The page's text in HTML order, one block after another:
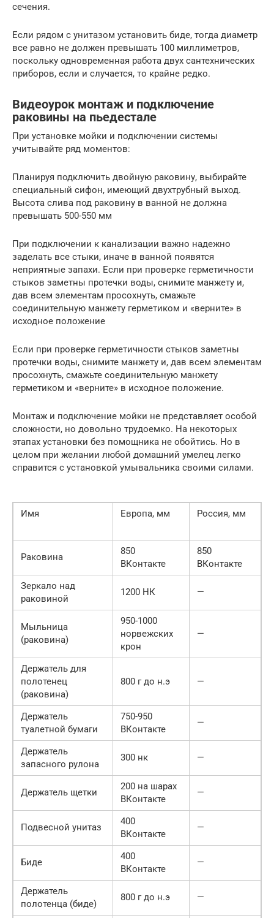
сечения.
Если рядом с унитазом установить биде, тогда диаметр
все равно не должен превышать 100 миллиметров,
поскольку одновременная работа двух сантехнических
приборов, если и случается, то крайне редко.
Видеоурок монтаж и подключение
раковины на пьедестале
При установке мойки и подключении системы
учитывайте ряд моментов:
Планируя подключить двойную раковину, выбирайте
специальный сифон, имеющий двухтрубный выход.
Высота слива под раковину в ванной не должна
превышать 500-550 мм
При подключении к канализации важно надежно
заделать все стыки, иначе в ванной появятся
неприятные запахи. Если при проверке герметичности
стыков заметны протечки воды, снимите манжету и,
дав всем элементам просохнуть, смажьте
соединительную манжету герметиком и «верните» в
исходное положение
Если при проверке герметичности стыков заметны
протечки воды, снимите манжету и, дав всем элементам
просохнуть, смажьте соединительную манжету
герметиком и «верните» в исходное положение.
Монтаж и подключение мойки не представляет особой
сложности, но довольно трудоемко. На некоторых
этапах установки без помощника не обойтись. Но в
целом при желании любой домашний умелец легко
справится с установкой умывальника своими силами.
Имя Европа, мм Россия, мм
Раковина
850
ВКонтакте
850
ВКонтакте
Зеркало над
раковиной
1200 НК —
Мыльница
(раковина)
950-1000
норвежских
крон
—
Держатель для
полотенец
(раковина)
800 г до н.э —
Держатель
туалетной бумаги
750-950
ВКонтакте
—
Держатель
запасного рулона
300 нк —
Держатель щетки
200 на шарах
ВКонтакте
—
Подвесной унитаз
400
ВКонтакте
—
Биде
400
ВКонтакте
—
Держатель
полотенца (биде)
800 г до н.э —